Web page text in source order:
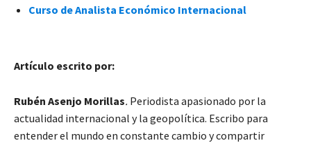
Curso de Analista Económico Internacional
Artículo escrito por:
Rubén Asenjo Morillas. Periodista apasionado por la
actualidad internacional y la geopolítica. Escribo para
entender el mundo en constante cambio y compartir